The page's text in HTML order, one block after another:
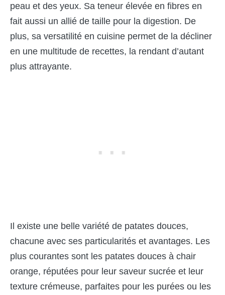
peau et des yeux. Sa teneur élevée en fibres en
fait aussi un allié de taille pour la digestion. De
plus, sa versatilité en cuisine permet de la décliner
en une multitude de recettes, la rendant d’autant
plus attrayante.
Il existe une belle variété de patates douces,
chacune avec ses particularités et avantages. Les
plus courantes sont les patates douces à chair
orange, réputées pour leur saveur sucrée et leur
texture crémeuse, parfaites pour les purées ou les